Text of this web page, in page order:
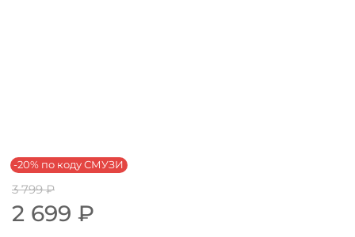
-20% по коду СМУЗИ
3 799 ₽
2 699 ₽